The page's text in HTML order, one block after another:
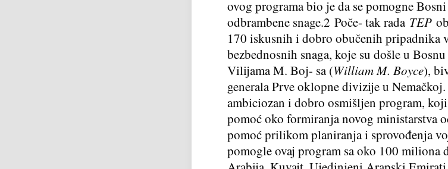
ovog programa bio je da se pomogne
odbrambene snage.2 Poče- tak rada TEP
170 iskusnih i dobro obučenih
bezbednosnih snaga, koje su došle u
Vilijama M. Boj- sa (William M. Boyce),
generala Prve oklopne divizije u Nemačkoj.
ambiciozan i dobro osmišljen program,
pomoć oko formiranja novog ministarstva
pomoć prilikom planiranja i sprovođenja
pomogle ovaj program sa oko 100 miliona